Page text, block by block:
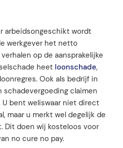
arbeidsongeschikt wordt
werkgever het netto
op de aansprakelijke
heet loonschade,
Ook als bedrijf in
schadevergoeding claimen
U bent weliswaar niet direct
maar u merkt wel degelijk de
Dit doen wij kosteloos voor
no cure no pay.